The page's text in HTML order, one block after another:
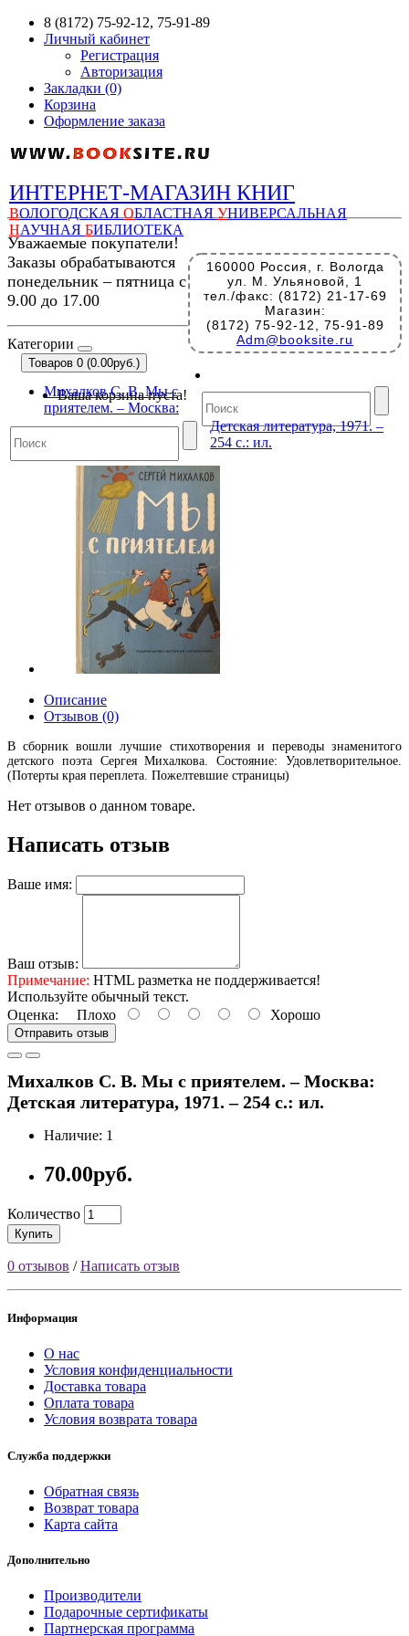
8 (8172) 75-92-12, 75-91-89
Личный кабинет
Регистрация
Авторизация
Закладки (0)
Корзина
Оформление заказа
ИНТЕРНЕТ-МАГАЗИН КНИГ
ВОЛОГОДСКАЯ ОБЛАСТНАЯ УНИВЕРСАЛЬНАЯ
НАУЧНАЯ БИБЛИОТЕКА
160000 Россия, г. Вологда
ул. М. Ульяновой, 1
тел./факс: (8172) 21-17-69
Магазин:
(8172) 75-92-12, 75-91-89
Adm@booksite.ru
Уважаемые покупатели!
Заказы обрабатываются
понедельник – пятница с
9.00 до 17.00
Категории
Товаров 0 (0.00руб.)
Ваша корзина пуста!
Михалков С. В. Мы с
приятелем. – Москва:
Детская литература, 1971. –
254 с.: ил.
Описание
Отзывов (0)
В сборник вошли лучшие стихотворения и переводы знаменитого
детского поэта Сергея Михалкова. Состояние: Удовлетворительное.
(Потерты края переплета. Пожелтевшие страницы)
Нет отзывов о данном товаре.
Написать отзыв
Ваше имя:
Ваш отзыв:
Примечание: HTML разметка не поддерживается!
Используйте обычный текст.
Оценка: Плохо Хорошо
Отправить отзыв
Михалков С. В. Мы с приятелем. – Москва:
Детская литература, 1971. – 254 с.: ил.
Наличие: 1
70.00руб.
Количество
Купить
0 отзывов /Написать отзыв
Информация
О нас
Условия конфиденциальности
Доставка товара
Оплата товара
Условия возврата товара
Служба поддержки
Обратная связь
Возврат товара
Карта сайта
Дополнительно
Производители
Подарочные сертификаты
Партнерская программа